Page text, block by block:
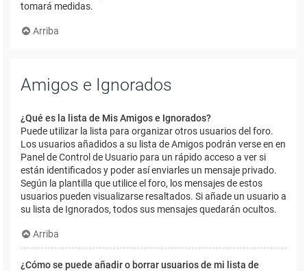
tomará medidas.
Arriba
Amigos e Ignorados
¿Qué es la lista de Mis Amigos e Ignorados?
Puede utilizar la lista para organizar otros usuarios del foro.
Los usuarios añadidos a su lista de Amigos podrán verse en en
Panel de Control de Usuario para un rápido acceso a ver si
están identificados y poder así enviarles un mensaje privado.
Según la plantilla que utilice el foro, los mensajes de estos
usuarios pueden visualizarse resaltados. Si añade un usuario a
su lista de Ignorados, todos sus mensajes quedarán ocultos.
Arriba
¿Cómo se puede añadir o borrar usuarios de mi lista de